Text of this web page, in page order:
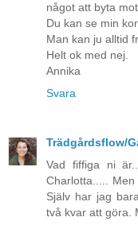
något att byta
Du kan se min
Man kan ju alltid
Helt ok med nej.
Annika
Svara
Trädgårdsflow/
Vad fiffiga ni
Charlotta.....
Själv har jag
två kvar att göra.